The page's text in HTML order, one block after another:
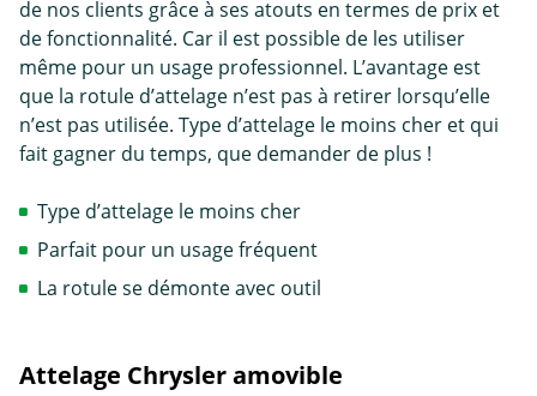
de nos clients grâce à ses atouts en termes de prix et
de fonctionnalité. Car il est possible de les utiliser
même pour un usage professionnel. L’avantage est
que la rotule d’attelage n’est pas à retirer lorsqu’elle
n’est pas utilisée. Type d’attelage le moins cher et qui
fait gagner du temps, que demander de plus !
Type d’attelage le moins cher
Parfait pour un usage fréquent
La rotule se démonte avec outil
Attelage Chrysler amovible